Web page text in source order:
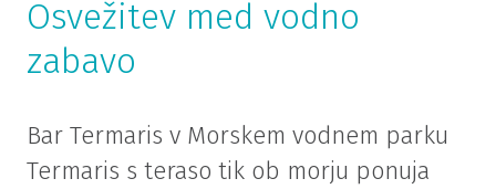
Osvežitev med vodno
zabavo
Bar Termaris v Morskem vodnem parku
Termaris s teraso tik ob morju ponuja